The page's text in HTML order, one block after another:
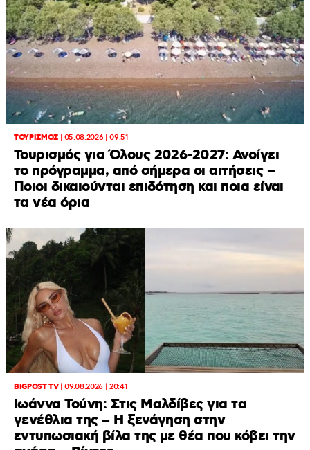
ΤΟΥΡΙΣΜΟΣ| 05.08.2026 | 09:51
Τουρισμός για Όλους 2026-2027: Ανοίγει
το πρόγραμμα, από σήμερα οι αιτήσεις –
Ποιοι δικαιούνται επιδότηση και ποια είναι
τα νέα όρια
BIGPOST TV|09.08.2026 | 20:41
Ιωάννα Τούνη: Στις Μαλδίβες για τα
γενέθλια της – H ξενάγηση στην
εντυπωσιακή βίλα της με θέα που κόβει την